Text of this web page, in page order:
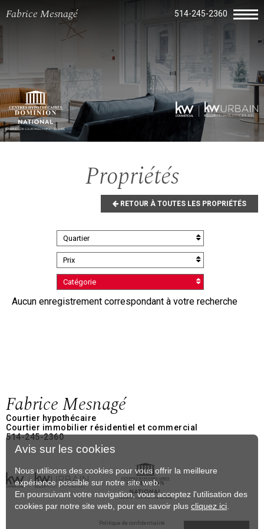
Fabrice Mesnagé 514-245-2360
Propriétés
RETOUR À TOUTES LES PROPRIÉTÉS
Quartier
Prix
Catégorie
Aucun enregistrement correspondant à votre recherche
Fabrice Mesnagé
Courtier hypothécaire
Courtier immobilier résidentiel et commercial
514-245-2360
Politique de confidentialité
Avis sur les cookies
Nous utilisons des cookies pour vous offrir la meilleure
expérience possible sur notre site web.
En poursuivant votre navigation, vous acceptez l'utilisation des
cookies par notre site web, pour en savoir plus cliquez ici